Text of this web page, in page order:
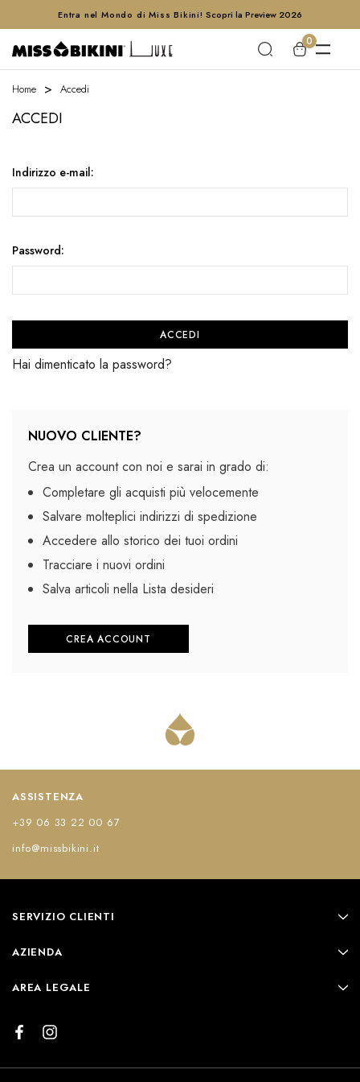
Entra nel Mondo di Miss Bikini! Scopri la Preview 2026
0
Home Accedi
ACCEDI
Indirizzo e-mail:
Password:
Hai dimenticato la password?
NUOVO CLIENTE?
Crea un account con noi e sarai in grado di:
Completare gli acquisti più velocemente
Salvare molteplici indirizzi di spedizione
Accedere allo storico dei tuoi ordini
Tracciare i nuovi ordini
Salva articoli nella Lista desideri
CREA ACCOUNT
ASSISTENZA
+39 06 33 22 00 67
info@missbikini.it
SERVIZIO CLIENTI
AZIENDA
AREA LEGALE